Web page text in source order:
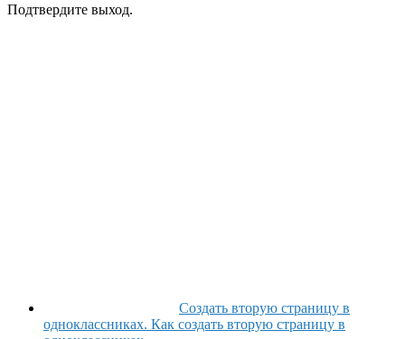
Подтвердите выход.
Создать вторую страницу в
одноклассниках. Как создать вторую страницу в